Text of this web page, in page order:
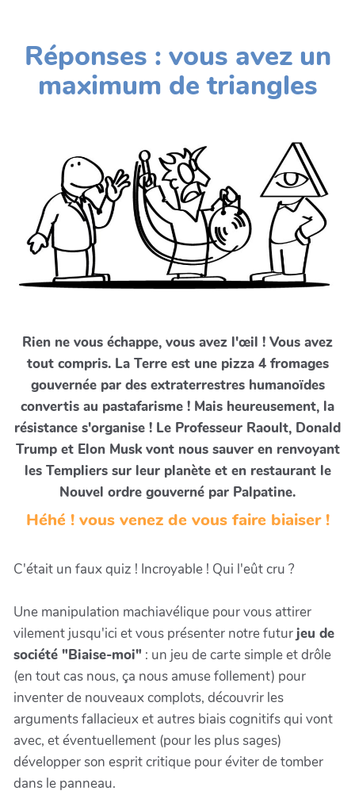
Réponses : vous avez un
maximum de triangles
Rien ne vous échappe, vous avez l'œil ! Vous avez
tout compris. La Terre est une pizza 4 fromages
gouvernée par des extraterrestres humanoïdes
convertis au pastafarisme ! Mais heureusement, la
résistance s'organise ! Le Professeur Raoult, Donald
Trump et Elon Musk vont nous sauver en renvoyant
les Templiers sur leur planète et en restaurant le
Nouvel ordre gouverné par Palpatine.
Héhé ! vous venez de vous faire biaiser !
C'était un faux quiz ! Incroyable ! Qui l'eût cru ?
Une manipulation machiavélique pour vous attirer
vilement jusqu'ici et vous présenter notre futurjeu de
société "Biaise-moi" : un jeu de carte simple et drôle
(en tout cas nous, ça nous amuse follement) pour
inventer de nouveaux complots, découvrir les
arguments fallacieux et autres biais cognitifs qui vont
avec, et éventuellement (pour les plus sages)
développer son esprit critique pour éviter de tomber
dans le panneau.